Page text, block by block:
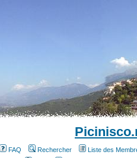
FAQ Rechercher Liste des